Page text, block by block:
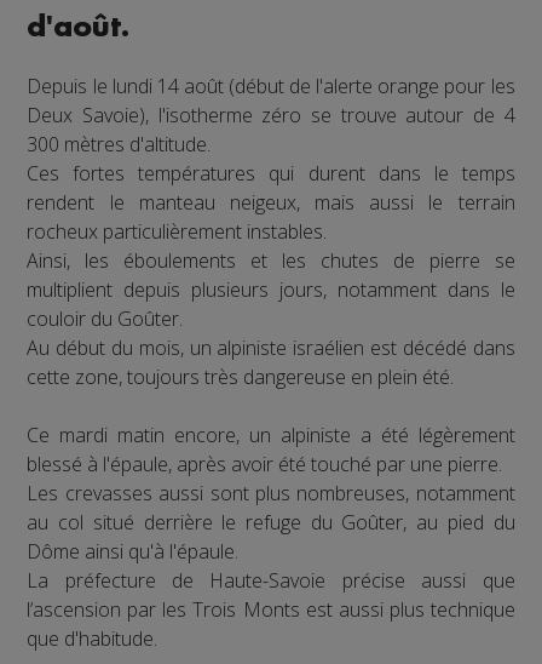
d'août.
Depuis le lundi 14 août (début de l'alerte orange pour les
Deux Savoie), l'isotherme zéro se trouve autour de 4
300 mètres d'altitude.
Ces fortes températures qui durent dans le temps
rendent le manteau neigeux, mais aussi le terrain
rocheux particulièrement instables.
Ainsi, les éboulements et les chutes de pierre se
multiplient depuis plusieurs jours, notamment dans le
couloir du Goûter.
Au début du mois, un alpiniste israélien est décédé dans
cette zone, toujours très dangereuse en plein été.
Ce mardi matin encore, un alpiniste a été légèrement
blessé à l'épaule, après avoir été touché par une pierre.
Les crevasses aussi sont plus nombreuses, notamment
au col situé derrière le refuge du Goûter, au pied du
Dôme ainsi qu'à l'épaule.
La préfecture de Haute-Savoie précise aussi que
l’ascension par les Trois Monts est aussi plus technique
que d'habitude.